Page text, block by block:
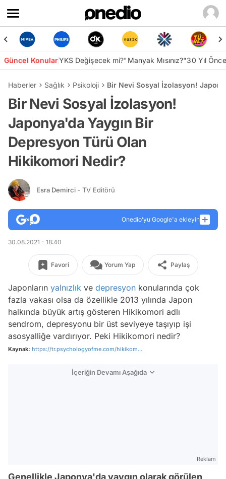
Güncel KonularYKS Değişecek mi?"Manyak Mısınız?"30 Yıl
Haberler Sağlık Psikoloji Bir Nevi Sosyal İzolasyon!
Bir Nevi Sosyal İzolasyon!
Japonya'da Yaygın Bir
Depresyon Türü Olan
Hikikomori Nedir?
Esra Demirci - TV Editörü
Onedio’yu Google'a ekleyin
30.08.2021 - 18:40
Favori Yorum Yap Paylaş
Japonların yalnızlık ve depresyon konularında çok
fazla vakası olsa da özellikle 2013 yılında Japon
halkında büyük artış gösteren Hikikomori adlı
sendrom, depresyonu bir üst seviyeye taşıyıp işi
asosyalliğe vardırıyor. Peki Hikikomori nedir?
Kaynak: https://tr.psychologyofme.com/hikikom...
İçeriğin Devamı Aşağıda
Reklam
Genellikle Japonya'da yaygın olarak görülen